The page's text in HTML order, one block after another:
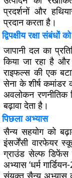
प्रदर्शनों और
प्रदान करता है।
द्विपक्षीय रक्षा
जापानी दल का
किया जा रहा है और
राइफल्स की एक
सेना के शीर्ष कमांडर
अवलोकन रणनीतिक
बढ़ावा देता है।
पिछला अभ्यास
सैन्य सहयोग को
इंसर्जेंसी वारफेयर
ग्राउंड सेल्फ डिफेंस
अभ्यास ‘धर्म
संयुक्त सैन्य अभ्यास